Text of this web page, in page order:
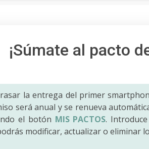
¡Súmate al pacto
la entrega del primer
será anual y se renueva
el botón MIS PACTOS.
modificar, actualizar o eliminar